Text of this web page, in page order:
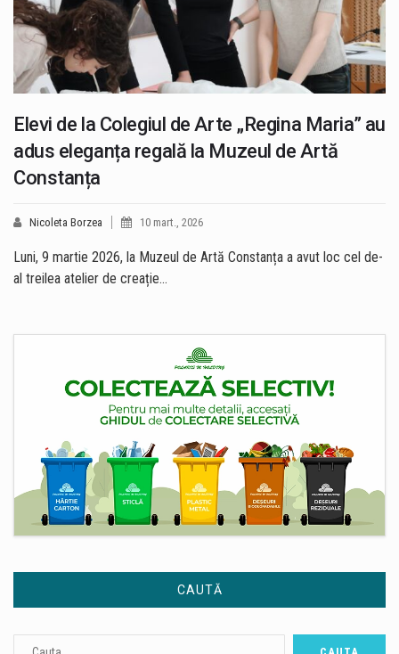
Elevi de la Colegiul de Arte „Regina Maria” au
adus eleganța regală la Muzeul de Artă
Constanța
Nicoleta Borzea 10 mart., 2026
Luni, 9 martie 2026, la Muzeul de Artă Constanța a avut loc cel de-
al treilea atelier de creație…
CAUTĂ